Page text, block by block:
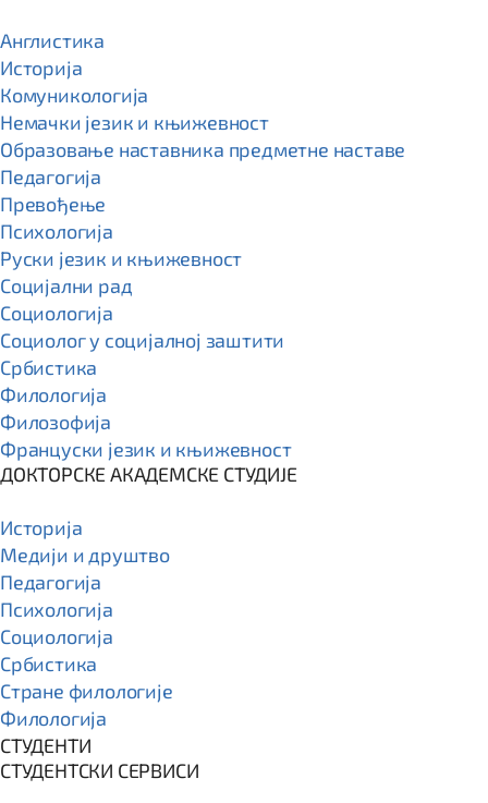
Англистика
Историја
Комуникологија
Немачки језик и књижевност
Образовање наставника предметне наставе
Педагогија
Превођење
Психологија
Руски језик и књижевност
Социјални рад
Социологија
Социолог у социјалној заштити
Србистика
Филологија
Филозофија
Француски језик и књижевност
ДОКТОРСКЕ АКАДЕМСКЕ СТУДИЈЕ
Историја
Медији и друштво
Педагогија
Психологија
Социологија
Србистика
Стране филологије
Филологија
СТУДЕНТИ
СТУДЕНТСКИ СЕРВИСИ